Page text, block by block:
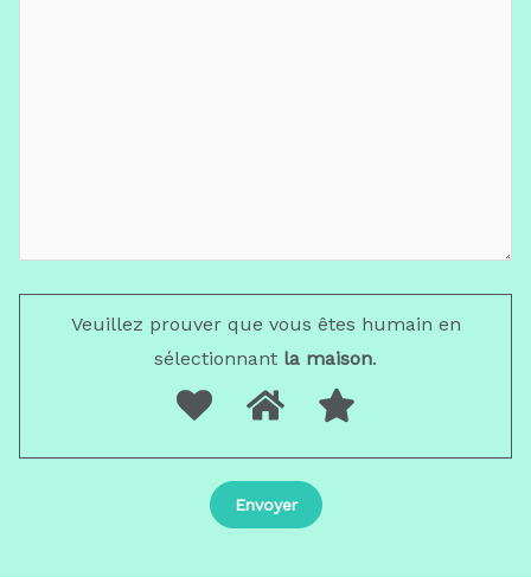
Veuillez prouver que vous êtes humain en
sélectionnant la maison.